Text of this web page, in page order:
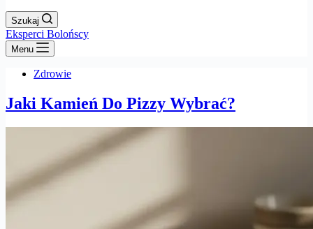
Szukaj
Eksperci Bolońscy
Menu
Zdrowie
Jaki Kamień Do Pizzy Wybrać?